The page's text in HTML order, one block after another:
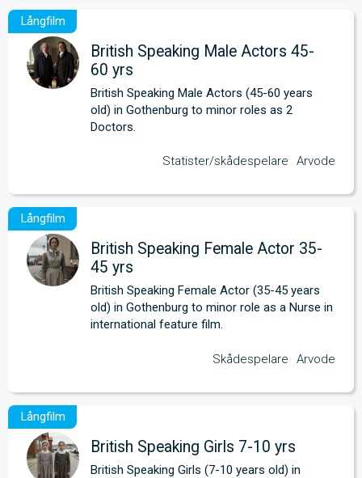
British Speaking Male Actors 45-
60 yrs
British Speaking Male Actors (45-60 years
old) in Gothenburg to minor roles as 2
Doctors.
Statister/skådespelare Arvode
British Speaking Female Actor 35-
45 yrs
British Speaking Female Actor (35-45 years
old) in Gothenburg to minor role as a Nurse in
international feature film.
Skådespelare Arvode
British Speaking Girls 7-10 yrs
British Speaking Girls (7-10 years old) in